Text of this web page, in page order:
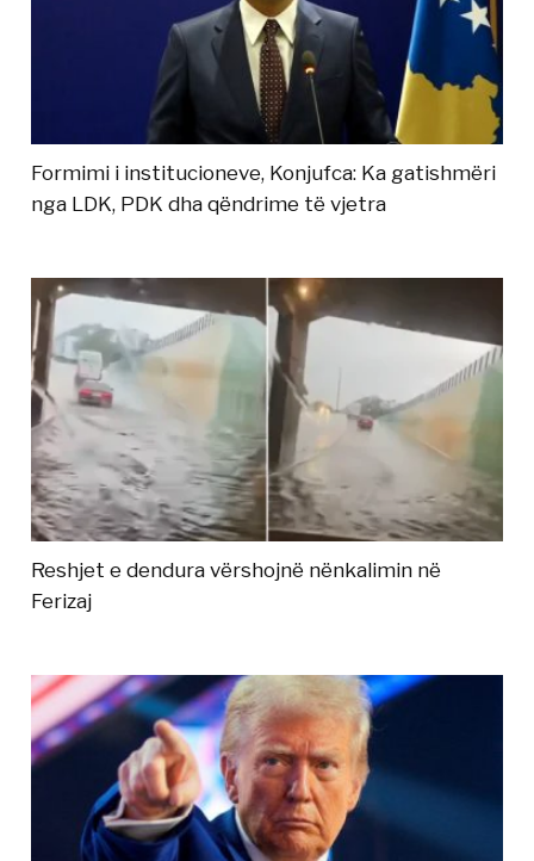
Formimi i institucioneve, Konjufca: Ka gatishmëri
nga LDK, PDK dha qëndrime të vjetra
Reshjet e dendura vërshojnë nënkalimin në
Ferizaj